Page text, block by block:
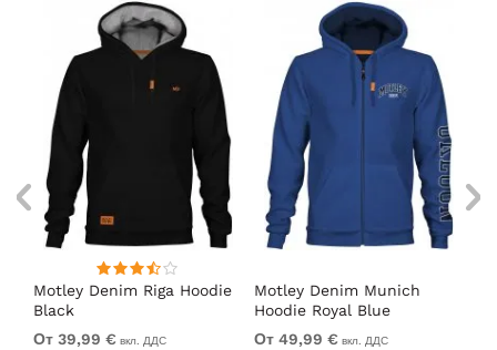
Motley Denim Riga Hoodie
Black
От 39,99 € вкл. ДДС
Motley Denim Munich
Hoodie Royal Blue
От 49,99 € вкл. ДДС